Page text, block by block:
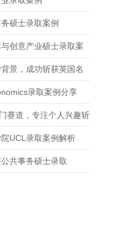
硕士录取案例
创意产业硕士录取案
景，成功斩获英国名
录取案例分享
赛道，专注个人兴趣斩
申请经验分享
UCL录取案例解析
共事务硕士录取